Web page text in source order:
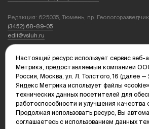
Редакция: 625035, Тюмень, пр.
(3452) 68-89-05
edit@vsluh.ru
kika@vsluh.ru
По вопросам рекламы:
(3452) 68-89-78
kotovaev@sibinformburo.ru
mim@vsluh.ru
Настоящий ресурс использует сервис веб-
Метрика, предоставляемый компанией
Россия, Москва, ул. Л. Толстого, 16 (далее —
Яндекс Метрика использует файлы
технических данных посетителей для
работоспособности и улучшения качества
Продолжая использовать ресурс, Вы
соглашаетесь с использованием данных